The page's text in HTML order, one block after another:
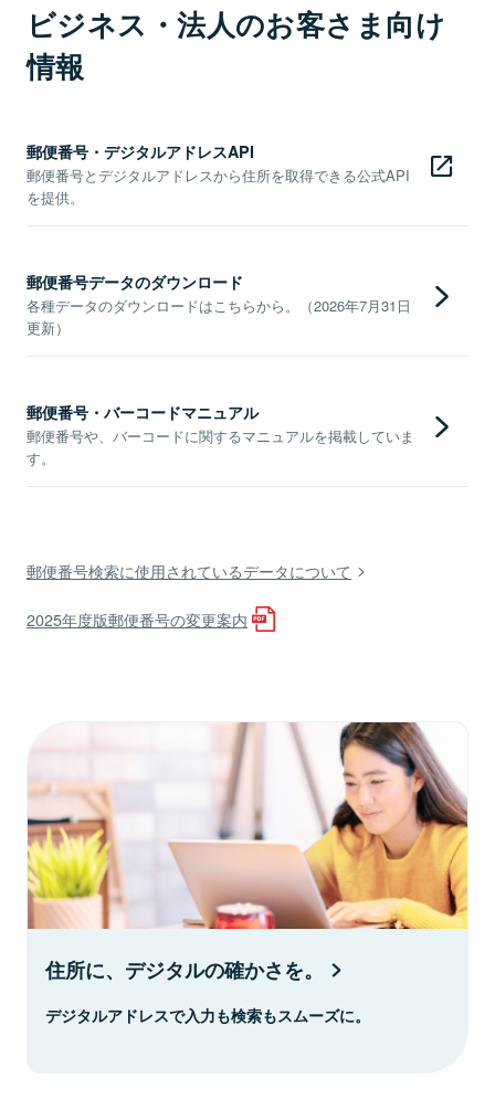
ビジネス・法人のお客さま向け
情報
郵便番号・デジタルアドレスAPI
郵便番号とデジタルアドレスから住所を取得できる公式API
を提供。
郵便番号データのダウンロード
各種データのダウンロードはこちらから。（2026年7月31日
更新）
郵便番号・バーコードマニュアル
郵便番号や、バーコードに関するマニュアルを掲載していま
す。
郵便番号検索に使用されているデータについて
2025年度版郵便番号の変更案内
住所に、デジタルの確かさを。
デジタルアドレスで入力も検索もスムーズに。